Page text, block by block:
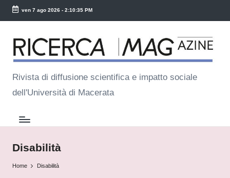
Skip
content
ven 7 ago 2026- 2:10:36 PM
R
ic
e
r
c
a
M
a
Rivista di diffusione scientifica e impatto sociale
dell'Università di Macerata
Disabilità
Home Disabilità